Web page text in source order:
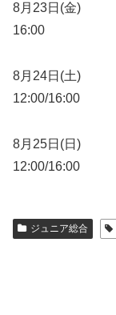
8月23日(金)
16:00
8月24日(土)
12:00/16:00
8月25日(日)
12:00/16:00
ジュニア総合